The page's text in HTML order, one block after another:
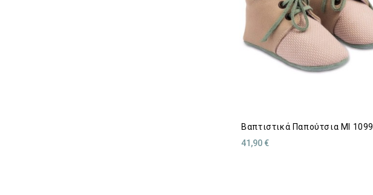
Βαπτιστικά Παπούτσια MI 1099
41,90 €